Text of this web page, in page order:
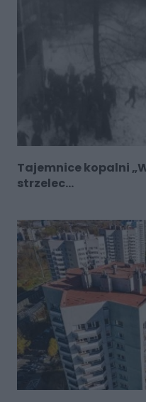
Tajemnice kopalni
strzelec...